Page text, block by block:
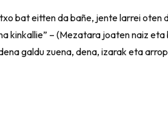
bat eitten da bañe, jente larrei oten
kinkallie” – (Mezatara joaten naiz
galdu zuena, dena, izarak eta